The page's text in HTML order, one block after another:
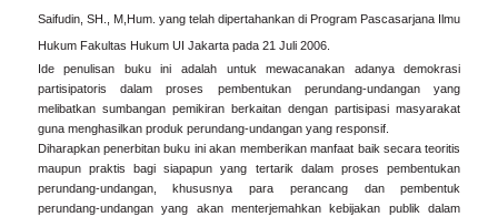
Saifudin, SH., M,Hum. yang telah dipertahankan di Program Pascasarjana Ilmu
Hukum Fakultas Hukum UI Jakarta pada 21 Juli 2006.
Ide penulisan buku ini adalah untuk mewacanakan adanya demokrasi
partisipatoris dalam proses pembentukan perundang-undangan yang
melibatkan sumbangan pemikiran berkaitan dengan partisipasi masyarakat
guna menghasilkan produk perundang-undangan yang responsif.
Diharapkan penerbitan buku ini akan memberikan manfaat baik secara teoritis
maupun praktis bagi siapapun yang tertarik dalam proses pembentukan
perundang-undangan, khususnya para perancang dan pembentuk
perundang-undangan yang akan menterjemahkan kebijakan publik dalam